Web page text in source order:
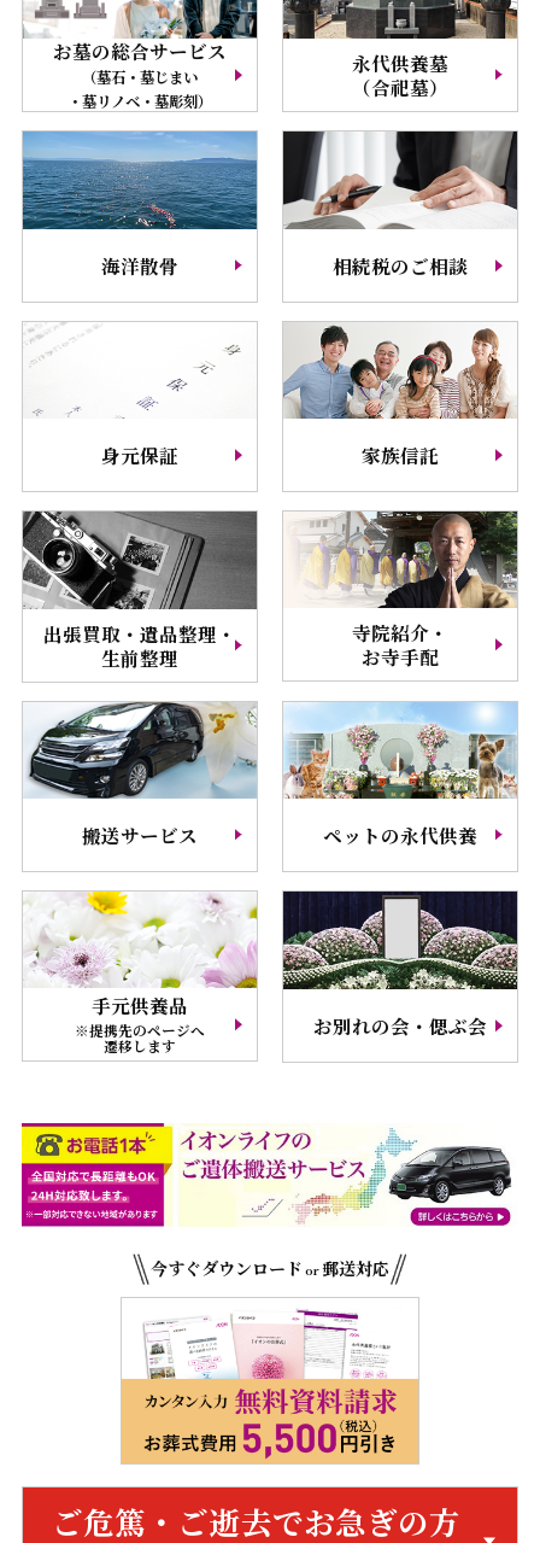
お墓の総合サービス
（墓石・墓じまい
・墓リノベ・墓彫刻）
永代供養墓
（合祀墓）
海洋散骨 相続税のご相談
身元保証 家族信託
出張買取・遺品整理・
生前整理
寺院紹介・
お寺手配
搬送サービス ペットの永代供養
手元供養品
※提携先のページへ
遷移します
お別れの会・偲ぶ会
今すぐダウンロード or郵送対応
ご危篤・ご逝去でお急ぎの方